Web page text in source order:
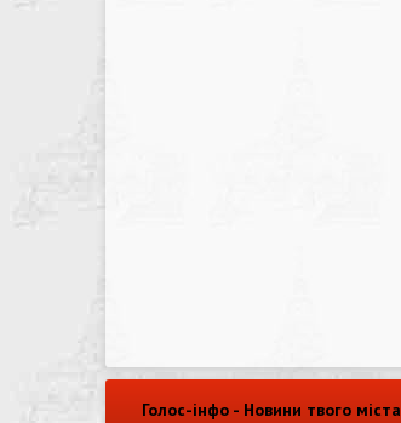
Голос-інфо - Новини твого міста